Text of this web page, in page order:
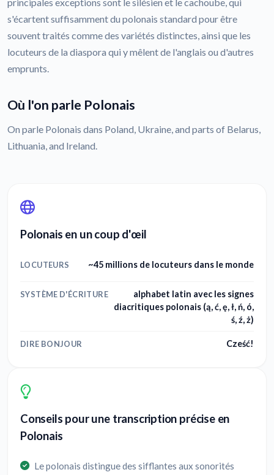
s'écartent suffisamment du polonais standard pour être
souvent traités comme des variétés distinctes, ainsi que les
locuteurs de la diaspora qui y mêlent de l'anglais ou d'autres
emprunts.
Où l'on parle Polonais
On parle Polonais dans Poland, Ukraine, and parts of Belarus,
Lithuania, and Ireland.
Polonais en un coup d'œil
LOCUTEURS ~45 millions de locuteurs dans le monde
SYSTÈME D'ÉCRITURE
alphabet latin avec les signes
diacritiques polonais (ą, ć, ę, ł, ń, ó,
ś, ź, ż)
DIRE BONJOUR Cześć!
Conseils pour une transcription précise en
Polonais
Le polonais distingue des sifflantes aux sonorités